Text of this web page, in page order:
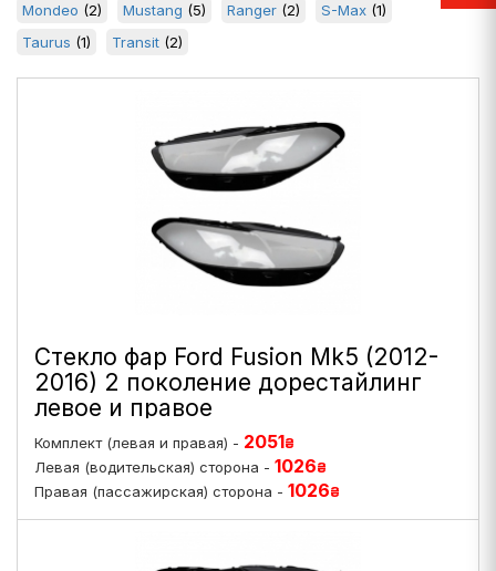
Mondeo (2) Mustang (5) Ranger (2) S-Max (1)
Taurus (1) Transit (2)
Стекло фар Ford Fusion Mk5 (2012-
2016) 2 поколение дорестайлинг
левое и правое
Комплект (левая и правая) - 2051₴
Левая (водительская) сторона - 1026₴
Правая (пассажирская) сторона - 1026₴